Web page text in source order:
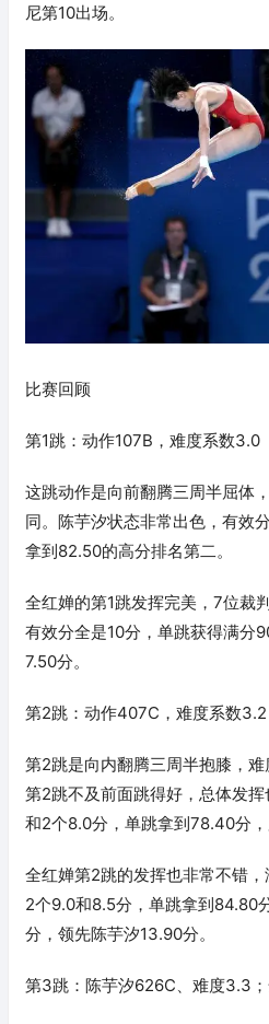
尼第10出场。
比赛回顾
第1跳：动作107B，难度系数3.0
这跳动作是向前翻腾三周半屈体
同。陈芋汐状态非常出色，有效
拿到82.50的高分排名第二。
全红婵的第1跳发挥完美，7位裁
有效分全是10分，单跳获得满分
7.50分。
第2跳：动作407C，难度系数3.2
第2跳是向内翻腾三周半抱膝，
第2跳不及前面跳得好，总体发
和2个8.0分，单跳拿到78.40分，
全红婵第2跳的发挥也非常不错
2个9.0和8.5分，单跳拿到84.80
分，领先陈芋汐13.90分。
第3跳：陈芋汐626C、难度3.3